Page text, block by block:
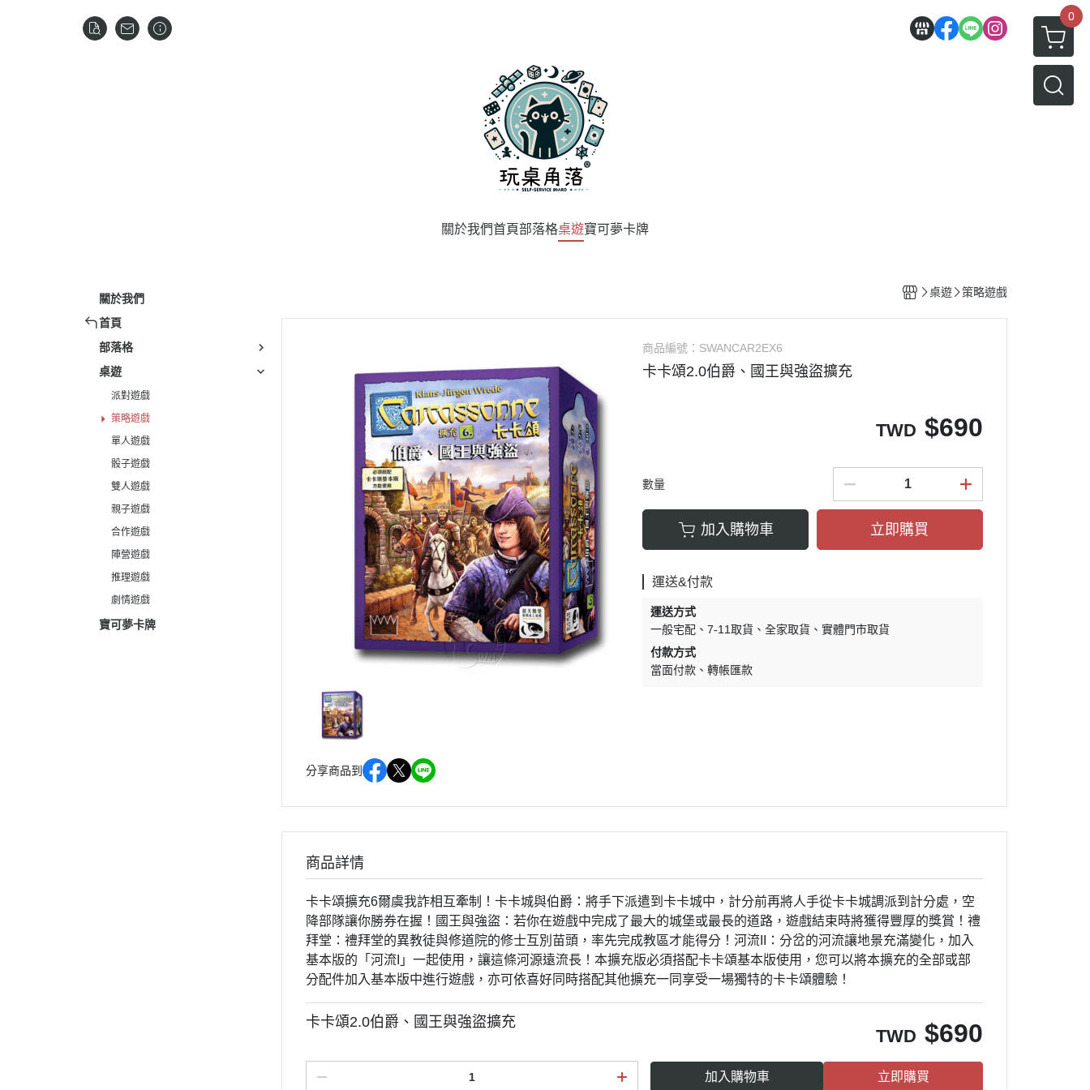
0
關於我們首頁部落格桌遊寶可夢卡牌
關於我們
首頁
部落格
桌遊
派對遊戲
策略遊戲
單人遊戲
骰子遊戲
雙人遊戲
親子遊戲
合作遊戲
陣營遊戲
推理遊戲
劇情遊戲
寶可夢卡牌
桌遊 策略遊戲
分享商品到
商品編號： SWANCAR2EX6
卡卡頌2.0伯爵、國王與強盜擴充
TWD $690
數量
加入購物車 立即購買
運送&付款
運送方式
一般宅配
7-11取貨 全家取貨
實體門市取貨
付款方式
當面付款
轉帳匯款
商品詳情
卡卡頌擴充6爾虞我詐相互牽制！卡卡城與伯爵：將手下派遣到卡卡城中，計分前再將人手從卡卡城調派到計分處，空
降部隊讓你勝券在握！國王與強盜：若你在遊戲中完成了最大的城堡或最長的道路，遊戲結束時將獲得豐厚的獎賞！禮
拜堂：禮拜堂的異教徒與修道院的修士互別苗頭，率先完成教區才能得分！河流II：分岔的河流讓地景充滿變化，加入
基本版的「河流I」一起使用，讓這條河源遠流長！本擴充版必須搭配卡卡頌基本版使用，您可以將本擴充的全部或部
分配件加入基本版中進行遊戲，亦可依喜好同時搭配其他擴充一同享受一場獨特的卡卡頌體驗！
卡卡頌2.0伯爵、國王與強盜擴充
TWD $690
加入購物車 立即購買